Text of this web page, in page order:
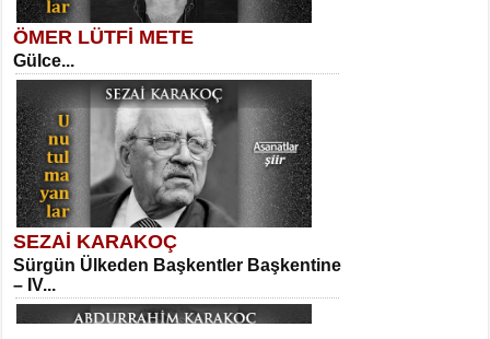
MEHMET TAŞTAN
Vagon’da Bir Şairle...
SITKI CANEY
Oruçla Devrim ve Özgürlüğe…...
Kadir Ünal
Ayağıma Dolanan Yokuş...
Mehmet Çoban
Elmira...
ÖMER LÜTFİ METE
Gülce...
SEZAİ KARAKOÇ
Sürgün Ülkeden Başkentler Başkentine
– IV...